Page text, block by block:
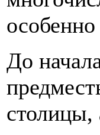
До
столицы,